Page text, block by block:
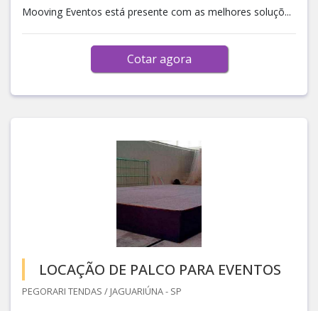
Mooving Eventos está presente com as melhores soluçõ...
Cotar agora
LOCAÇÃO DE PALCO PARA EVENTOS
PEGORARI TENDAS / JAGUARIÚNA - SP